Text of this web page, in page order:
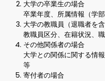
大学の卒業生の場合
卒業年度、所属情報（学
大学の教職員（退職者を
教職員区分、在籍状況、
その他関係者の場合
大学との関係に関する情
等
寄付者の場合